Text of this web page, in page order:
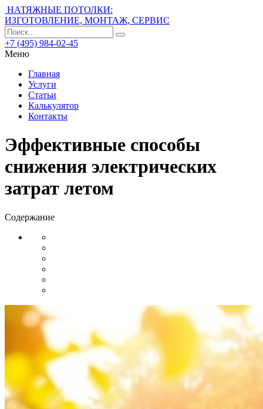
НАТЯЖНЫЕ ПОТОЛКИ:
ИЗГОТОВЛЕНИЕ, МОНТАЖ, СЕРВИС
+7 (495) 984-02-45
Меню
Главная
Услуги
Статьи
Калькулятор
Контакты
Эффективные способы
снижения электрических
затрат летом
Содержание